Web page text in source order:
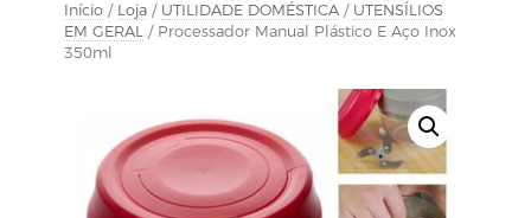
Início / Loja / UTILIDADE DOMÉSTICA / UTENSÍLIOS
EM GERAL / Processador Manual Plástico E Aço Inox
350ml